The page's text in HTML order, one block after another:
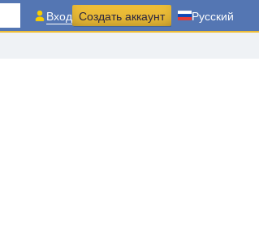
Вход Создать аккаунт Русский